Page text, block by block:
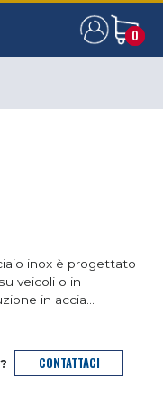
0
0
inox è progettato
veicoli o in
in accia...
CONTATTACI